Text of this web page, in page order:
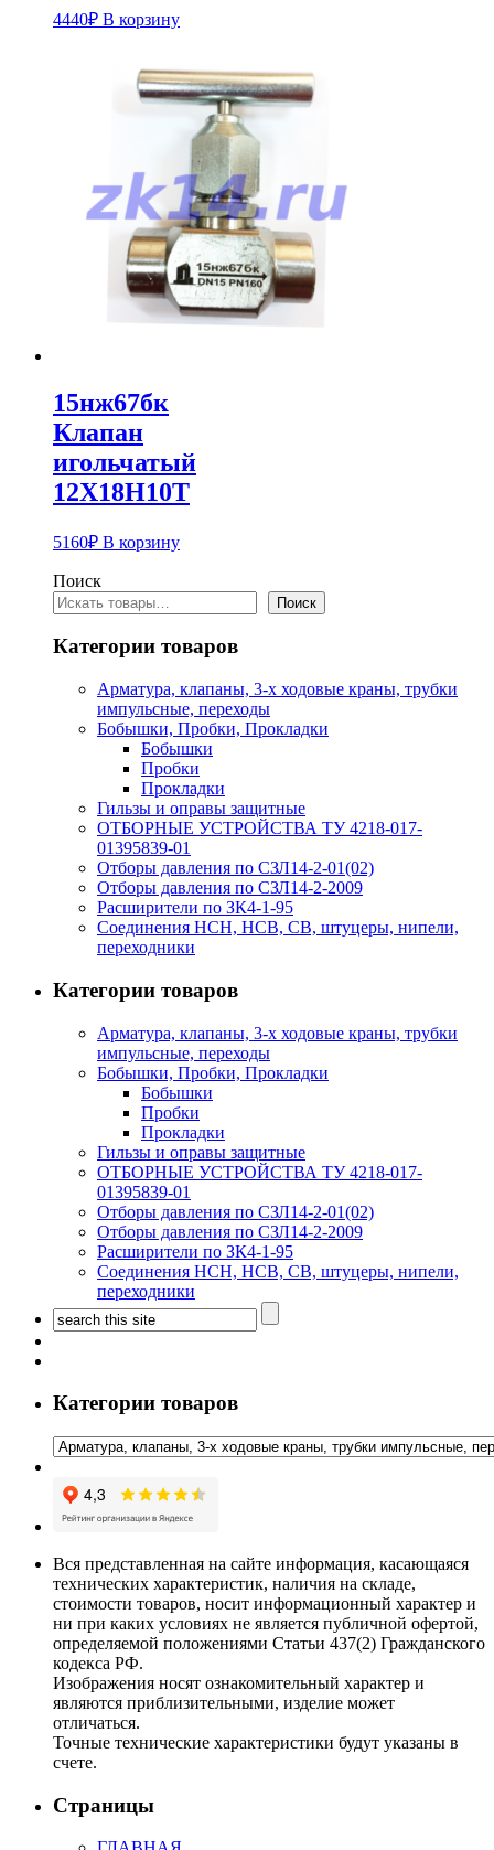
4440₽ В корзину
15нж67бк
Клапан
игольчатый
12Х18Н10Т
5160₽ В корзину
Поиск
Поиск
Категории товаров
Арматура, клапаны, 3-х ходовые краны, трубки
импульсные, переходы
Бобышки, Пробки, Прокладки
Бобышки
Пробки
Прокладки
Гильзы и оправы защитные
ОТБОРНЫЕ УСТРОЙСТВА ТУ 4218-017-
01395839-01
Отборы давления по СЗЛ14-2-01(02)
Отборы давления по СЗЛ14-2-2009
Расширители по ЗК4-1-95
Соединения НСН, НСВ, СВ, штуцеры, нипели,
переходники
Категории товаров
Арматура, клапаны, 3-х ходовые краны, трубки
импульсные, переходы
Бобышки, Пробки, Прокладки
Бобышки
Пробки
Прокладки
Гильзы и оправы защитные
ОТБОРНЫЕ УСТРОЙСТВА ТУ 4218-017-
01395839-01
Отборы давления по СЗЛ14-2-01(02)
Отборы давления по СЗЛ14-2-2009
Расширители по ЗК4-1-95
Соединения НСН, НСВ, СВ, штуцеры, нипели,
переходники
Категории товаров
Вся представленная на сайте информация, касающаяся
технических характеристик, наличия на складе,
стоимости товаров, носит информационный характер и
ни при каких условиях не является публичной офертой,
определяемой положениями Статьи 437(2) Гражданского
кодекса РФ.
Изображения носят ознакомительный характер и
являются приблизительными, изделие может
отличаться.
Точные технические характеристики будут указаны в
счете.
Страницы